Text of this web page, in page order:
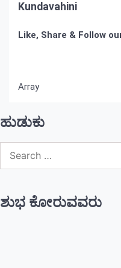
Kundavahini
Like, Share & Follow
Array
ಹುಡುಕು
for:
ಶುಭ ಕೋರುವವರು